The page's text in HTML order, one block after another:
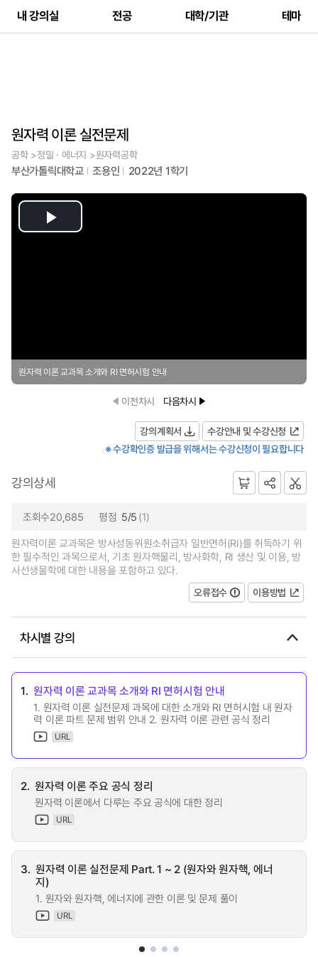
내 강의실 전공 대학/기관 테마
원자력 이론 실전문제
공학 >정밀ㆍ에너지 >원자력공학
부산가톨릭대학교 조용인 2022년 1학기
Play
원자력 이론 교과목 소개와 RI 면허시험 안내
이전차시 다음차시
강의계획서
수강안내 및 수강신청
※ 수강확인증 발급을 위해서는 수강신청이 필요합니다
강의상세
조회수20,685 평점 5/5 (1)
원자력이론 교과목은 방사성동위원소취급자 일반면허(RI)를 취득하기 위
한 필수적인 과목으로서, 기초 원자핵물리, 방사화학, RI 생산 및 이용, 방
사선생물학에 대한 내용을 포함하고 있다.
오류접수
이용방법
차시별 강의
1. 원자력 이론 교과목 소개와 RI 면허시험 안내
1. 원자력 이론 실전문제 과목에 대한 소개와 RI 면허시험 내 원자
력 이론 파트 문제 범위 안내 2. 원자력 이론 관련 공식 정리
URL
2. 원자력 이론 주요 공식 정리
원자력 이론에서 다루는 주요 공식에 대한 정리
URL
3. 원자력 이론 실전문제 Part. 1 ~ 2 (원자와 원자핵, 에너
지)
1. 원자와 원자핵, 에너지에 관한 이론 및 문제 풀이
URL